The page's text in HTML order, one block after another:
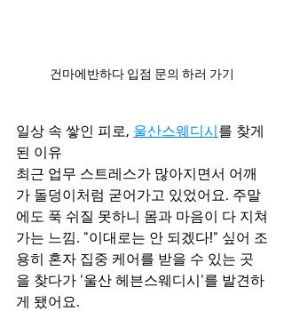
건마에반하다 입점 문의 하러 가기
일상 속 쌓인 피로, 울산스웨디시를 찾게
된 이유
최근 업무 스트레스가 많아지면서 어깨
가 돌덩이처럼 굳어가고 있었어요. 주말
에도 푹 쉬질 못하니 몸과 마음이 다 지쳐
가는 느낌. "이대로는 안 되겠다!" 싶어 조
용히 혼자 집중 케어를 받을 수 있는 곳
을 찾다가 '울산 헤븐스웨디시'를 발견하
게 됐어요.